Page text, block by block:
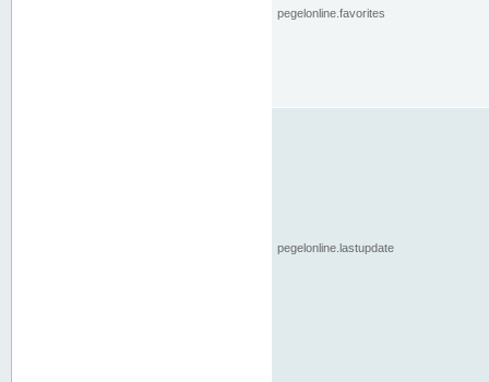
pegelonline.favorites
pegelonline.lastupdate